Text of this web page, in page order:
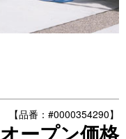
【品番：#0000354290】
オープン価格